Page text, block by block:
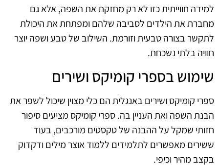
למידה חווייתית כזו לא רק מחזקת את השפה, אלא גם
מחברת את הילדים לסביבה שלהם ומפתחת את היכולת
לתקשר בצורה טבעית וזורמת. השילוב של טבע ושפה יוצר
חוויה בלתי נשכחת.
שימוש בספרי קומיקס ושירים
ספרי קומיקס ושירים באנגלית הם כלי מצוין שיכול לשפר את
הבנת השפה ואת העניין בה. ספרי קומיקס מציעים סיפור
חזותי שמקל על ההבנה של טקסטים מורכבים, בעוד
ששירים מאפשרים לתלמידים ללמוד אוצר מילים ודקדוק
בקצב מהיר וכיפי.